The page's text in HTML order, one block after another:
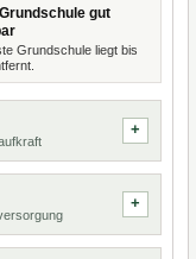
gut
Grundschule liegt bis